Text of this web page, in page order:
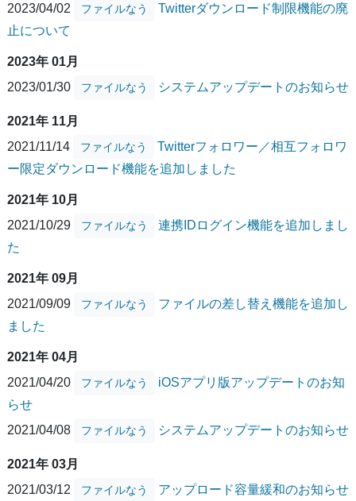
2023/04/02
ファイルなう
Twitterダウンロード制限機能の廃
止について
2023年 01月
2023/01/30
ファイルなう システムアップデートのお知らせ
2021年 11月
2021/11/14
ファイルなう
Twitterフォロワー／相互フォロワ
ー限定ダウンロード機能を追加しました
2021年 10月
2021/10/29
ファイルなう
連携IDログイン機能を追加しまし
た
2021年 09月
2021/09/09
ファイルなう
ファイルの差し替え機能を追加し
ました
2021年 04月
2021/04/20
ファイルなう
iOSアプリ版アップデートのお知
らせ
2021/04/08
ファイルなう システムアップデートのお知らせ
2021年 03月
2021/03/12
ファイルなう アップロード容量緩和のお知らせ